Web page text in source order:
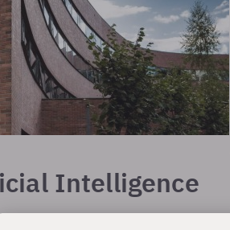
Intelligence